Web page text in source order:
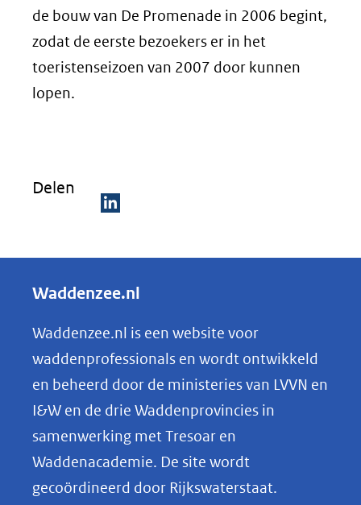
de bouw van De Promenade in 2006 begint,
zodat de eerste bezoekers er in het
toeristenseizoen van 2007 door kunnen
lopen.
Delen
e
e
n
o
p
k
e
Waddenzee.nl
Waddenzee.nl is een website voor
waddenprofessionals en wordt ontwikkeld
en beheerd door de ministeries van LVVN en
I&W en de drie Waddenprovincies in
samenwerking met Tresoar en
Waddenacademie. De site wordt
gecoördineerd door Rijkswaterstaat.